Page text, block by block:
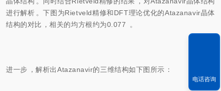
进行解析。下图为Rietveld精修和DFT理论优化的Atazanavir晶体
结构的对比，相关的均方根约为0.077 。
进一步，解析出Atazanavir的三维结构如下图所示：
电话咨询